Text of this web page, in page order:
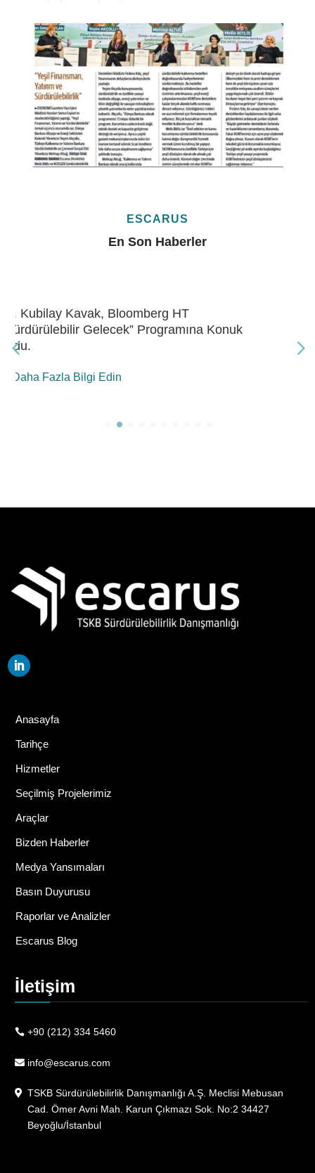
ESCARUS
En Son Haberler
Dr. Kubilay Kavak, Bloomberg HT “Gelecek
Enerji” Programına Konuk Oldu
Anasayfa
Tarihçe
Hizmetler
Seçilmiş Projelerimiz
Araçlar
Bizden Haberler
Medya Yansımaları
Basın Duyurusu
Raporlar ve Analizler
Escarus Blog
İletişim
+90 (212) 334 5460
info@escarus.com
TSKB Sürdürülebilirlik Danışmanlığı A.Ş. Meclisi Mebusan
Cad. Ömer Avni Mah. Karun Çıkmazı Sok. No:2 34427
Beyoğlu/İstanbul